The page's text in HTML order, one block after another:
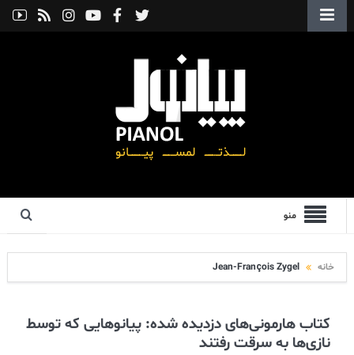
منو
خانه
کتاب هارمونی‌های دزدیده شده: پیانوهایی که توسط
نازی‌ها به سرقت رفتند